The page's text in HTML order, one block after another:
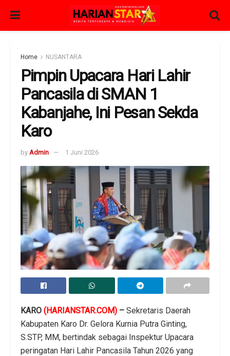
Home NUSANTARA
Pimpin Upacara Hari Lahir
Pancasila di SMAN 1
Kabanjahe, Ini Pesan Sekda
Karo
by Admin 1 Juni 2026
KARO (HARIANSTAR.COM) – Sekretaris Daerah
Kabupaten Karo Dr. Gelora Kurnia Putra Ginting,
S.STP, MM, bertindak sebagai Inspektur Upacara
peringatan Hari Lahir Pancasila Tahun 2026 yang